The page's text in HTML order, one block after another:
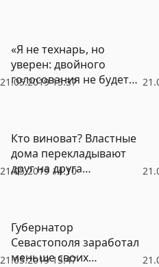
21.05.2019 15:37
«Я не технарь, но
уверен: двойного
голосования не будет».
21.05.2019 14:10
Кто виноват? Властные
дома перекладывают
друг на друга
21.05.2019 13:47
Губернатор
Севастополя заработал
меньше своих